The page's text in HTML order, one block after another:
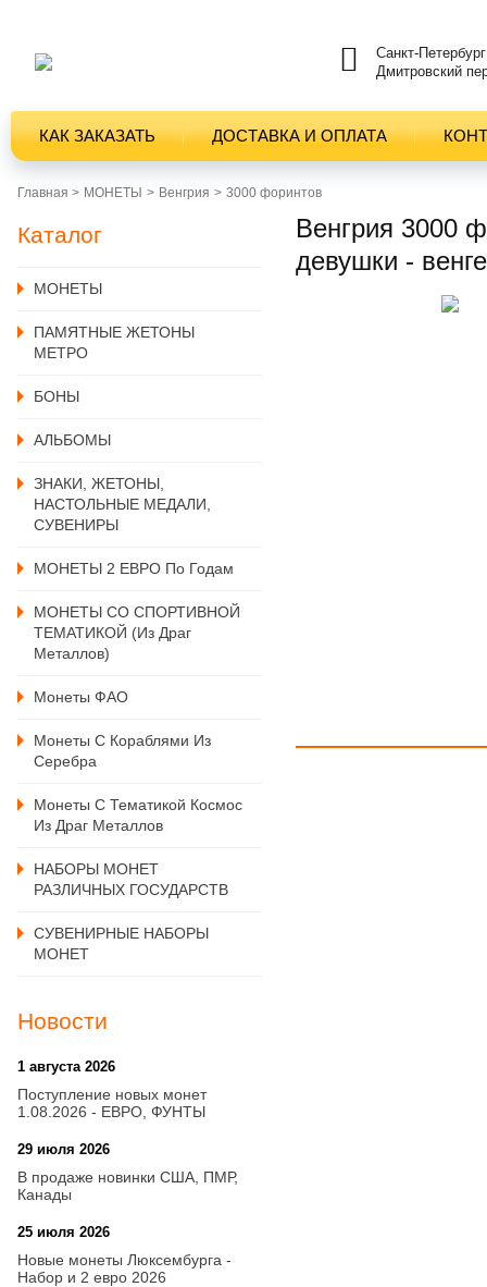
Санкт-Петербург
Дмитровский
КАК ЗАКАЗАТЬ ДОСТАВКА И ОПЛАТА
Главная > MОНЕТЫ Венгрия 3000 форинтов
Каталог
MОНЕТЫ
ПАМЯТНЫЕ ЖЕТОНЫ
МЕТРО
БОНЫ
АЛЬБОМЫ
ЗНАКИ, ЖЕТОНЫ,
НАСТОЛЬНЫЕ МЕДАЛИ,
СУВЕНИРЫ
МОНЕТЫ 2 ЕВРО По Годам
МОНЕТЫ СО СПОРТИВНОЙ
ТЕМАТИКОЙ (из Драг
Металлов)
Монеты ФАО
Монеты С Кораблями Из
Серебра
Монеты С Тематикой Космос
Из Драг Металлов
НАБОРЫ МОНЕТ
РАЗЛИЧНЫХ ГОСУДАРСТВ
СУВЕНИРНЫЕ НАБОРЫ
МОНЕТ
Новости
1 августа 2026
Поступление новых монет
1.08.2026 - ЕВРО, ФУНТЫ
29 июля 2026
В продаже новинки США, ПМР,
Канады
25 июля 2026
Новые монеты Люксембурга -
Набор и 2 евро 2026
Венгрия 3000
девушки -